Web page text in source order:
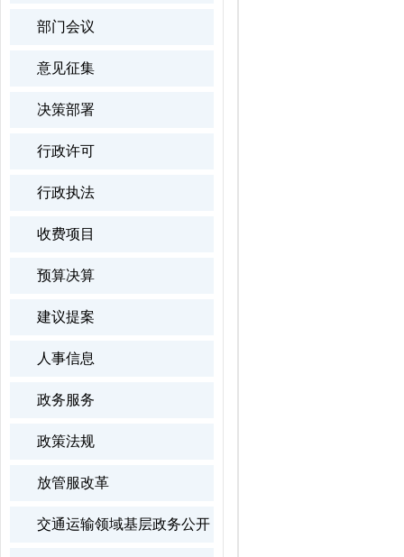
部门会议
意见征集
决策部署
行政许可
行政执法
收费项目
预算决算
建议提案
人事信息
政务服务
政策法规
放管服改革
交通运输领域基层政务公开